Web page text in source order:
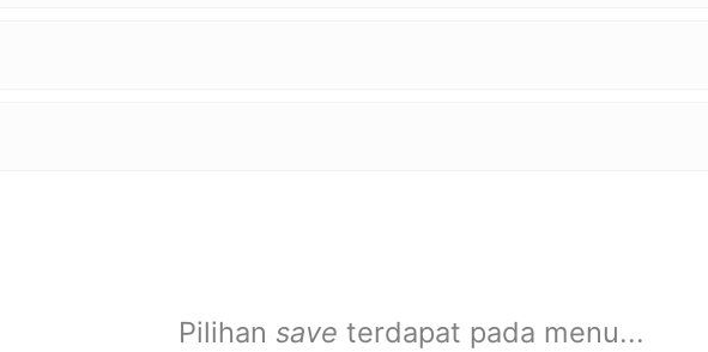
Pilihan save terdapat pada menu...